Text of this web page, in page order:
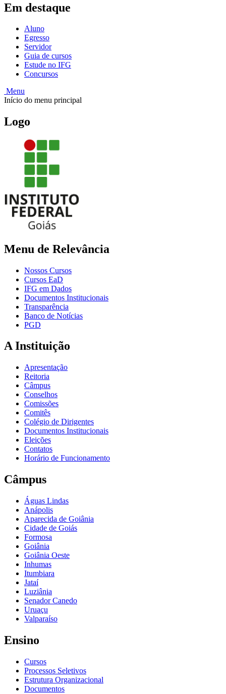
Em destaque
Aluno
Egresso
Servidor
Guia de cursos
Estude no IFG
Concursos
Menu
Início do menu principal
Logo
Menu de Relevância
Nossos Cursos
Cursos EaD
IFG em Dados
Documentos Institucionais
Transparência
Banco de Notícias
PGD
A Instituição
Apresentação
Reitoria
Câmpus
Conselhos
Comissões
Comitês
Colégio de Dirigentes
Documentos Institucionais
Eleições
Contatos
Horário de Funcionamento
Câmpus
Águas Lindas
Anápolis
Aparecida de Goiânia
Cidade de Goiás
Formosa
Goiânia
Goiânia Oeste
Inhumas
Itumbiara
Jataí
Luziânia
Senador Canedo
Uruaçu
Valparaíso
Ensino
Cursos
Processos Seletivos
Estrutura Organizacional
Documentos